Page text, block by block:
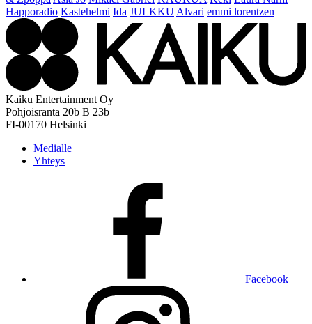
Happoradio Kastehelmi Ida JULKKU Alvari emmi lorentzen
Kaiku Entertainment Oy
Pohjoisranta 20b B 23b
FI-00170 Helsinki
Medialle
Yhteys
Facebook